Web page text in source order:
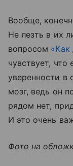
Вообще,
Не лезть в их
вопросом «Как
чувствует,
уверенности в
мозг, ведь он
рядом нет,
И это очень
Фото на